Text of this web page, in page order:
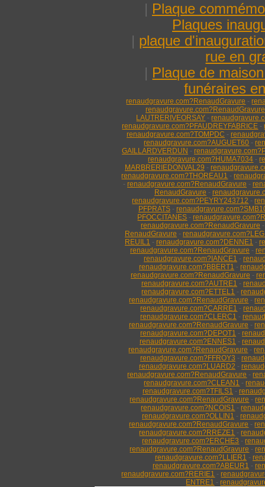
| Plaque
Plaques
| plaque
rue en
| Plaque de
funéraires
renaudgravure.com?RenaudGravure -
renaudgravure.com?RenaudGravure
LAUTRERIVEORSAY -
renaudgravure.com?PFAUDREYFABRICE -
renaudgravure.com?TOMPDC -
renaudgravure.com?AUGUET60 -
GAILLARDVERDUN -
renaudgravure.com?HUMA7034 -
MARBRERIEDONVAL29 -
renaudgravure.com?THOREAU1 -
- renaudgravure.com?RenaudGravure -
RenaudGravure -
renaudgravure.com?PEYRY243712 -
PFPRATS -
PFOCCITANES -
renaudgravure.com?RenaudGravure
RenaudGravure -
REUIL1 - renaudgravure.com?DENNE1 -
renaudgravure.com?RenaudGravure -
renaudgravure.com?IANCE1 -
renaudgravure.com?BBERT1 -
renaudgravure.com?RenaudGravure -
renaudgravure.com?AUTRE1 -
renaudgravure.com?ETTEL1 -
renaudgravure.com?RenaudGravure -
renaudgravure.com?CARRE1 -
renaudgravure.com?CLERC1 -
renaudgravure.com?RenaudGravure -
renaudgravure.com?DEPOT1 -
renaudgravure.com?ENNES1 -
renaudgravure.com?RenaudGravure -
renaudgravure.com?FFROY3 -
renaudgravure.com?LUARD2 -
renaudgravure.com?RenaudGravure -
renaudgravure.com?CLEAN1 -
renaudgravure.com?TFILS1 -
renaudgravure.com?RenaudGravure -
renaudgravure.com?NCOIS1 -
renaudgravure.com?OLLIN1 -
renaudgravure.com?RenaudGravure -
renaudgravure.com?RREZE1 -
renaudgravure.com?ERCHE3 -
renaudgravure.com?RenaudGravure -
renaudgravure.com?LLIER1 -
renaudgravure.com?ABEUR1 -
renaudgravure.com?RERIE1 -
ENTRE1 -